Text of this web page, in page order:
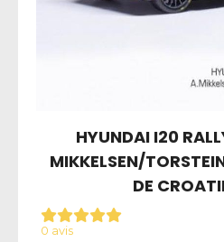
HYUNDAI I20
MIKKELSEN/
DE
0 avis